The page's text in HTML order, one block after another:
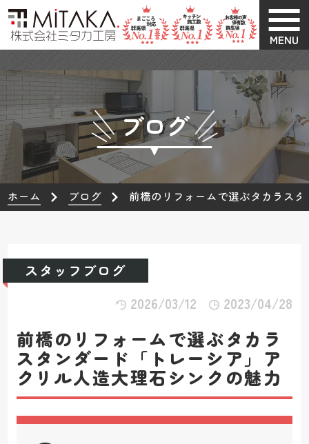
MENU
ブログ
ホーム ブログ 前橋のリフォームで選ぶタカラス
スタッフブログ
2026/03/12
2023/04/28
前橋のリフォームで選ぶタカラ
スタンダード「トレーシア」ア
クリル人造大理石シンクの魅力